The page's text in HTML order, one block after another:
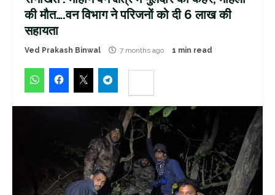
की मौत….वन विभाग ने परिजनों को दी 6 लाख की
सहायता
Ved Prakash Binwal 7 months ago 1 min read